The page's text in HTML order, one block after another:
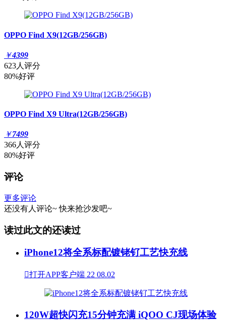
OPPO Find X9(12GB/256GB)
￥4399
623人评分
80%好评
OPPO Find X9 Ultra(12GB/256GB)
￥7499
366人评分
80%好评
评论
更多评论
还没有人评论~ 快来抢沙发吧~
读过此文的还读过
iPhone12将全系标配镀铑钌工艺快充线
打开APP客户端 22 08.02
120W超快闪充15分钟充满 iQOO CJ现场体验